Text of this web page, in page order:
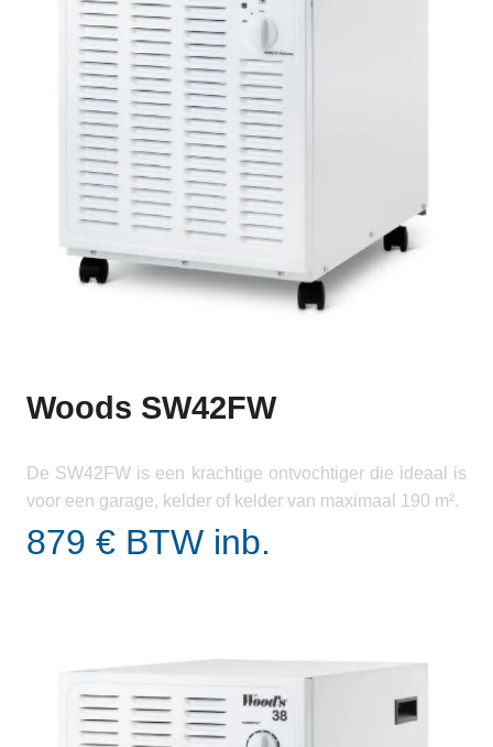
Woods SW42FW
De SW42FW is een krachtige ontvochtiger die ideaal is
voor een garage, kelder of kelder van maximaal 190 m².
879 € BTW inb.